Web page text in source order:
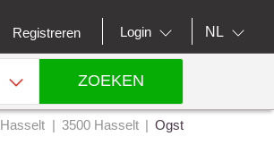
Registreren Login NL
ZOEKEN
Hasselt 3500 Hasselt Ogst